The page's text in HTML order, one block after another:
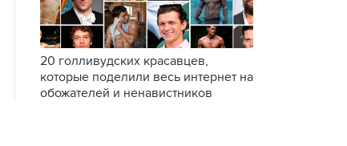
20 голливудских красавцев,
которые поделили весь интернет на
обожателей и ненавистников